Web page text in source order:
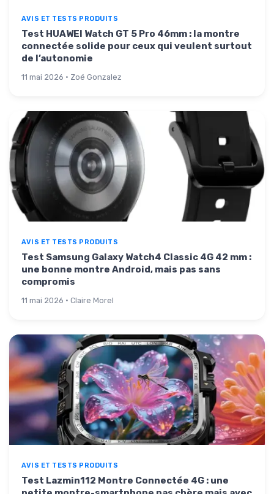
AVIS ET TESTS PRODUITS
Test HUAWEI Watch GT 5 Pro 46mm : la montre
connectée solide pour ceux qui veulent surtout
de l’autonomie
11 mai 2026 · Zoé Gonzalez
AVIS ET TESTS PRODUITS
Test Samsung Galaxy Watch4 Classic 4G 42 mm :
une bonne montre Android, mais pas sans
compromis
11 mai 2026 · Claire Morel
AVIS ET TESTS PRODUITS
Test Lazmin112 Montre Connectée 4G : une